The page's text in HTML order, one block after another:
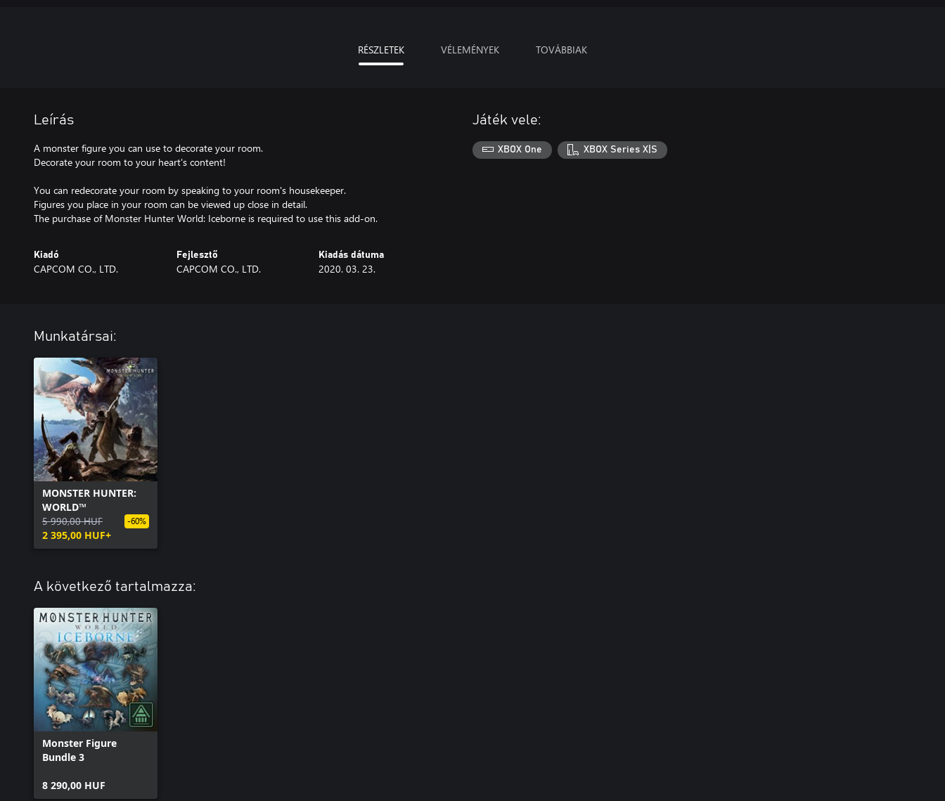
RÉSZLETEK VÉLEMÉNYEK TOVÁBBIAK
Leírás
A monster figure you can use to decorate your room.
Decorate your room to your heart's content!
You can redecorate your room by speaking to your room's housekeeper.
Figures you place in your room can be viewed up close in detail.
The purchase of Monster Hunter World: Iceborne is required to use this add-on.
Kiadó
CAPCOM CO., LTD.
Fejlesztő
CAPCOM CO., LTD.
Kiadás dátuma
2020. 03. 23.
Játék vele:
XBOX One XBOX Series X|S
Munkatársai:
MONSTER HUNTER:
WORLD™
5 990,00 HUF
2 395,00 HUF+
-60%
A következő tartalmazza:
Monster Figure
Bundle 3
8 290,00 HUF